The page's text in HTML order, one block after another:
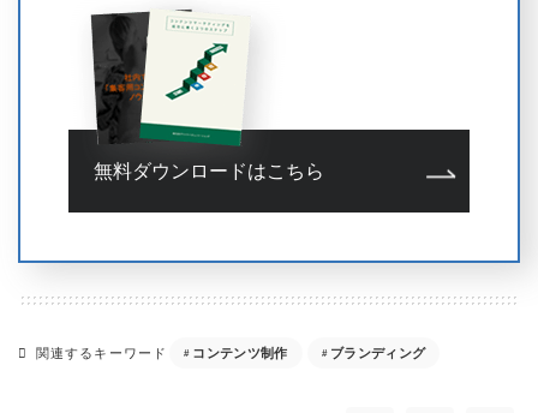
無料ダウンロードはこちら
関連するキーワード コンテンツ制作 ブランディング